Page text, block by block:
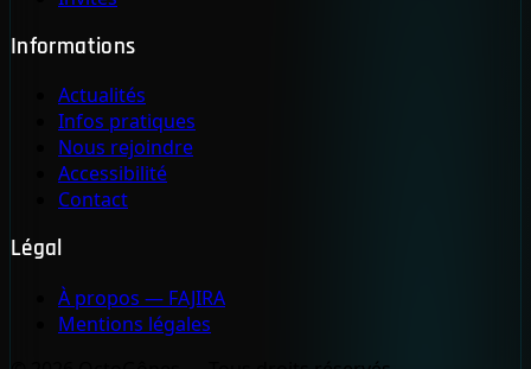
Informations
Actualités
Infos pratiques
Nous rejoindre
Accessibilité
Contact
Légal
À propos — FAJIRA
Mentions légales